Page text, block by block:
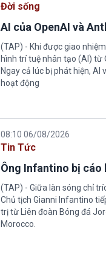
Đời sống
AI của OpenAI và
(TAP) - Khi được giao
hình trí tuệ nhân tạo (AI) từ
Ngay cả lúc bị phát hiện,
hoạt động
08:10 06/08/2026
Tin Tức
Ông Infantino bị cáo
(TAP) - Giữa làn sóng chỉ
Chủ tịch Gianni Infantino
trị từ Liên đoàn Bóng đá
Morocco.